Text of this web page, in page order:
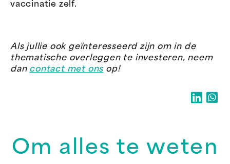
vaccinatie zelf.
Als jullie ook geïnteresseerd zijn om in de
thematische overleggen te investeren, neem
dan contact met ons op!
Om alles te weten